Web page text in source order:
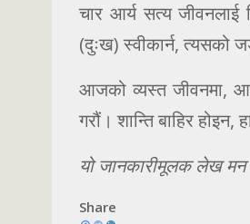
चार आर्य सत्य जीवनलाई
(दुःख) स्वीकार्न, त्यसको
आजको व्यस्त जीवनमा,
गरौं। शान्ति बाहिर होइन,
यो जानकारीमूलक लेख मन
Share